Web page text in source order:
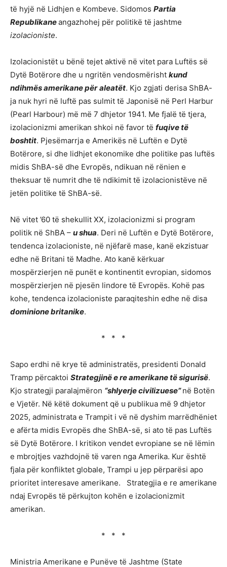
të hyjë në Lidhjen e Kombeve. Sidomos Partia
Republikaneangazhohej për politikë të jashtme
izolacioniste.
Izolacionistët u bënë tejet aktivë në vitet para Luftës së
Dytë Botërore dhe u ngritën vendosmërisht kund
ndihmës amerikane për aleatët. Kjo zgjati derisa ShBA-
ja nuk hyri në luftë pas sulmit të Japonisë në Perl Harbur
(Pearl Harbour) më më 7 dhjetor 1941. Me fjalë të tjera,
izolacionizmi amerikan shkoi në favor të fuqive të
boshtit. Pjesëmarrja e Amerikës në Luftën e Dytë
Botërore, si dhe lidhjet ekonomike dhe politike pas luftës
midis ShBA-së dhe Evropës, ndikuan në rënien e
theksuar të numrit dhe të ndikimit të izolacionistëve në
jetën politike të ShBA-së.
Në vitet ’60 të shekullit XX, izolacionizmi si program
politik në ShBA – u shua. Deri në Luftën e Dytë Botërore,
tendenca izolacioniste, në njëfarë mase, kanë ekzistuar
edhe në Britani të Madhe. Ato kanë kërkuar
mospërzierjen në punët e kontinentit evropian, sidomos
mospërzierjen në pjesën lindore të Evropës. Kohë pas
kohe, tendenca izolacioniste paraqiteshin edhe në disa
dominione britanike.
* * *
Sapo erdhi në krye të administratës, presidenti Donald
Tramp përcaktoi Strategjinë e re amerikane të sigurisë.
Kjo strategji paralajmëron “shlyerje civilizuese” në Botën
e Vjetër. Në këtë dokument që u publikua më 9 dhjetor
2025, administrata e Trampit i vë në dyshim marrëdhëniet
e afërta midis Evropës dhe ShBA-së, si ato të pas Luftës
së Dytë Botërore. I kritikon vendet evropiane se në lëmin
e mbrojtjes vazhdojnë të varen nga Amerika. Kur është
fjala për konfliktet globale, Trampi u jep përparësi apo
prioritet interesave amerikane. Strategjia e re amerikane
ndaj Evropës të përkujton kohën e izolacionizmit
amerikan.
* * *
Ministria Amerikane e Punëve të Jashtme (State